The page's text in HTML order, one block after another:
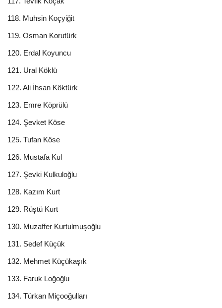
118. Muhsin Koçyiğit
119. Osman Korutürk
120. Erdal Koyuncu
121. Ural Köklü
122. Ali İhsan Köktürk
123. Emre Köprülü
124. Şevket Köse
125. Tufan Köse
126. Mustafa Kul
127. Şevki Kulkuloğlu
128. Kazım Kurt
129. Rüştü Kurt
130. Muzaffer Kurtulmuşoğlu
131. Sedef Küçük
132. Mehmet Küçükaşık
133. Faruk Loğoğlu
134. Türkan Miçooğulları